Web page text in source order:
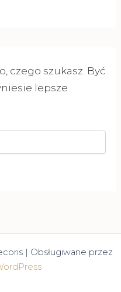
czego szukasz. Być
lepsze
| Obsługiwane przez